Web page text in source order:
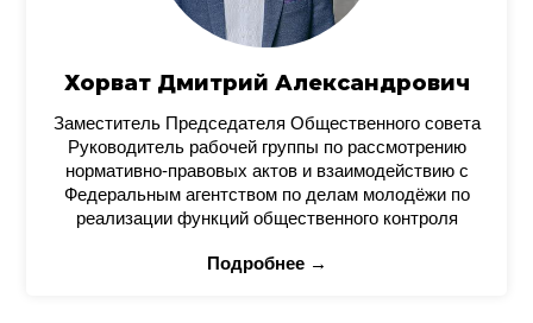
Хорват Дмитрий Александрович
Заместитель Председателя Общественного совета
Руководитель рабочей группы по рассмотрению
нормативно-правовых актов и взаимодействию с
Федеральным агентством по делам молодёжи по
реализации функций общественного контроля
Подробнее →